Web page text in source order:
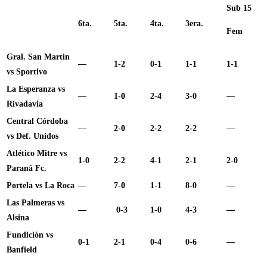
6ta. 5ta. 4ta. 3era.
Sub 15
Fem
Gral. San Martin
vs Sportivo
— 1-2 0-1 1-1 1-1
La Esperanza vs
Rivadavia
— 1-0 2-4 3-0 —
Central Córdoba
vs Def. Unidos
— 2-0 2-2 2-2 —
Atlético Mitre vs
Paraná Fc.
1-0 2-2 4-1 2-1 2-0
Portela vs La Roca — 7-0 1-1 8-0
—
Las Palmeras vs
Alsina
— 0-3 1-0 4-3 —
Fundición vs
Banfield
0-1 2-1 0-4 0-6 —